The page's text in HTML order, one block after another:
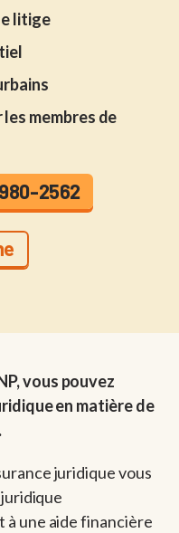
litige
membres de
2562
vous pouvez
en matière de
juridique vous
juridique
à une aide financière